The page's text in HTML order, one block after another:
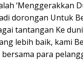
‘Menggerakkan
dorongan Untuk
tantangan Ke
lebih baik, kami
para